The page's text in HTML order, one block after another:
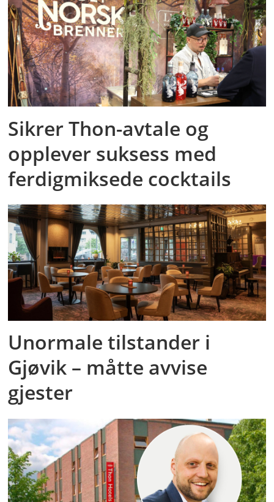
Sikrer Thon-avtale og
opplever suksess med
ferdigmiksede cocktails
Unormale tilstander i
Gjøvik – måtte avvise
gjester